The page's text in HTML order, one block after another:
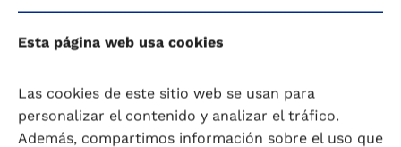
Esta página web usa cookies
Las cookies de este sitio web se usan para
personalizar el contenido y analizar el tráfico.
Además, compartimos información sobre el uso que